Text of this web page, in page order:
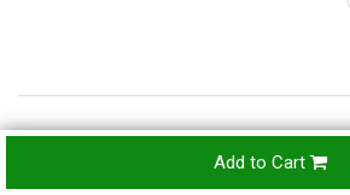
Add to Cart
24-